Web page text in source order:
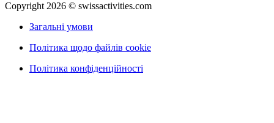
Copyright 2026 © swissactivities.com
Загальні умови
Політика щодо файлів cookie
Політика конфіденційності